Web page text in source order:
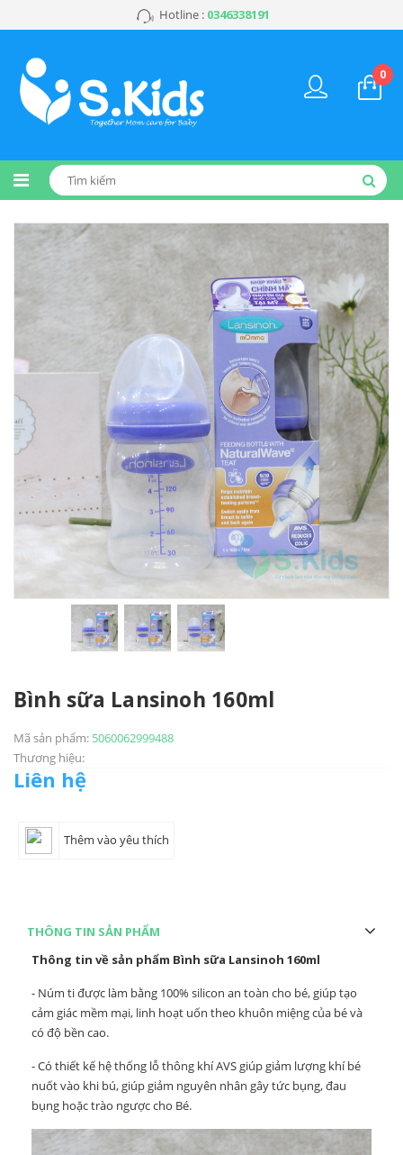
Hotline : 0346338191
0
Bình sữa Lansinoh 160ml
Mã sản phẩm: 5060062999488
Thương hiệu:
Liên hệ
Thêm vào yêu thích
THÔNG TIN SẢN PHẨM
Thông tin về sản phẩm Bình sữa Lansinoh 160ml
- Núm ti được làm bằng 100% silicon an toàn cho bé, giúp tạo
cảm giác mềm mại, linh hoạt uốn theo khuôn miệng của bé và
có độ bền cao.
- Có thiết kế hệ thống lỗ thông khí AVS giúp giảm lượng khí bé
nuốt vào khi bú, giúp giảm nguyên nhân gây tức bụng, đau
bụng hoặc trào ngược cho Bé.